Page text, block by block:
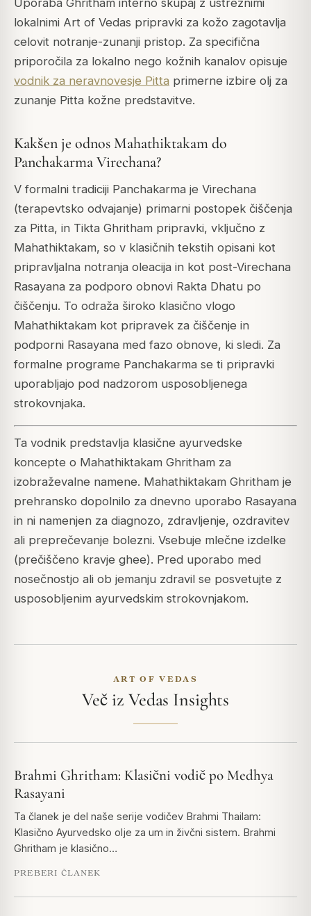
Uporaba Ghritham interno skupaj z ustreznimi
lokalnimi Art of Vedas pripravki za kožo zagotavlja
celovit notranje-zunanji pristop. Za specifična
priporočila za lokalno nego kožnih kanalov opisuje
vodnik za neravnovesje Pitta primerne izbire olj za
zunanje Pitta kožne predstavitve.
Kakšen je odnos Mahathiktakam do
Panchakarma Virechana?
V formalni tradiciji Panchakarma je Virechana
(terapevtsko odvajanje) primarni postopek čiščenja
za Pitta, in Tikta Ghritham pripravki, vključno z
Mahathiktakam, so v klasičnih tekstih opisani kot
pripravljalna notranja oleacija in kot post-Virechana
Rasayana za podporo obnovi Rakta Dhatu po
čiščenju. To odraža široko klasično vlogo
Mahathiktakam kot pripravek za čiščenje in
podporni Rasayana med fazo obnove, ki sledi. Za
formalne programe Panchakarma se ti pripravki
uporabljajo pod nadzorom usposobljenega
strokovnjaka.
Ta vodnik predstavlja klasične ayurvedske
koncepte o Mahathiktakam Ghritham za
izobraževalne namene. Mahathiktakam Ghritham je
prehransko dopolnilo za dnevno uporabo Rasayana
in ni namenjen za diagnozo, zdravljenje, ozdravitev
ali preprečevanje bolezni. Vsebuje mlečne izdelke
(prečiščeno kravje ghee). Pred uporabo med
nosečnostjo ali ob jemanju zdravil se posvetujte z
usposobljenim ayurvedskim strokovnjakom.
ART OF VEDAS
Več iz Vedas Insights
Brahmi Ghritham: Klasični vodič po Medhya
Rasayani
Ta članek je del naše serije vodičev Brahmi Thailam:
Klasično Ayurvedsko olje za um in živčni sistem. Brahmi
Ghritham je klasično…
PREBERI ČLANEK